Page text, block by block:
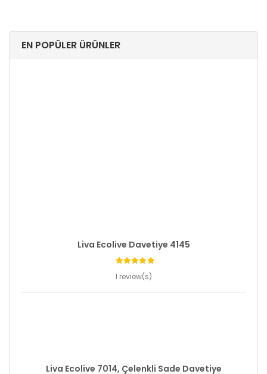
EN POPÜLER ÜRÜNLER
Liva Ecolive Davetiye 4145
1 review(s)
Liva Ecolive 7014, Çelenkli Sade Davetiye